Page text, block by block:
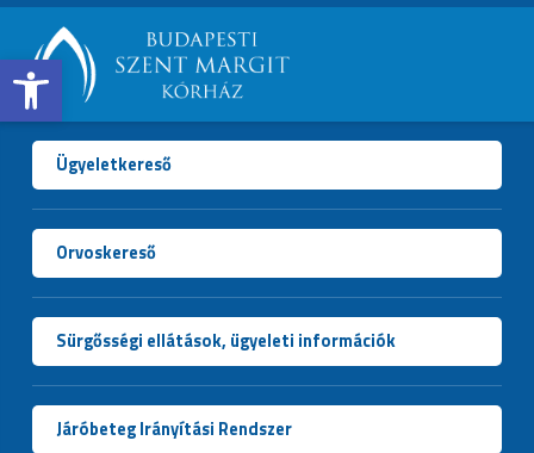
Open toolbar
BUDAPESTI
SZENT
MARGIT
KÓRHÁZ
Ügyeletkereső
Orvoskereső
Sürgősségi ellátások, ügyeleti információk
Járóbeteg Irányítási Rendszer